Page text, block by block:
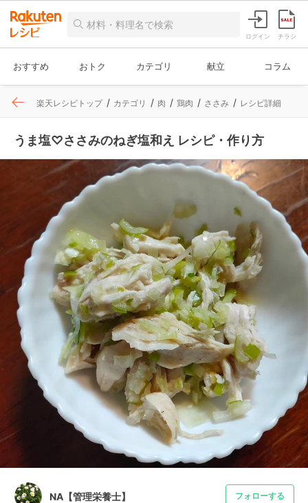
ログイン チラシ
おすすめ おトク カテゴリ 献立 コラム
楽天レシピトップ カテゴリ 肉 鶏肉 ささみ レシピ詳細
うま塩♡ささみのねぎ塩和え レシピ・作り方
NA【管理栄養士】 フォローする